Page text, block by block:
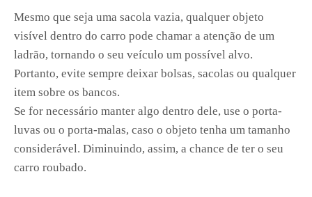
Mesmo que seja uma sacola vazia, qualquer objeto
visível dentro do carro pode chamar a atenção de um
ladrão, tornando o seu veículo um possível alvo.
Portanto, evite sempre deixar bolsas, sacolas ou qualquer
item sobre os bancos.
Se for necessário manter algo dentro dele, use o porta-
luvas ou o porta-malas, caso o objeto tenha um tamanho
considerável. Diminuindo, assim, a chance de ter o seu
carro roubado.